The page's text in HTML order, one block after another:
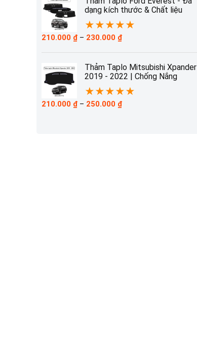
đến
dạng kích thước & Chất liệu
★★★★★
210.000 ₫ – 230.000 ₫Khoảng
từ
210.000 ₫
đến
230.000 ₫
Thảm Taplo Mitsubishi Xpander
2019 - 2022 | Chống Nắng
★★★★★
210.000 ₫ – 250.000 ₫Khoảng